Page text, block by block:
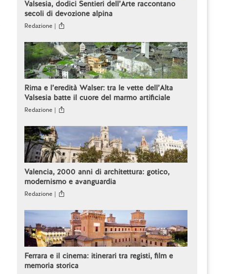
Valsesia, dodici Sentieri dell’Arte raccontano
secoli di devozione alpina
Redazione |
Rima e l’eredità Walser: tra le vette dell’Alta
Valsesia batte il cuore del marmo artificiale
Redazione |
Valencia, 2000 anni di architettura: gotico,
modernismo e avanguardia
Redazione |
Ferrara e il cinema: itinerari tra registi, film e
memoria storica